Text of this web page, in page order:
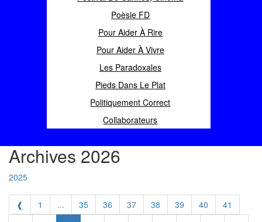
Poèsie FD
Pour Aider À Rire
Pour Aider À Vivre
Les Paradoxales
Pieds Dans Le Plat
Politiquement Correct
Collaborateurs
Archives 2026
2025
❰ 1 ... 35 36 37 38 39 40
41